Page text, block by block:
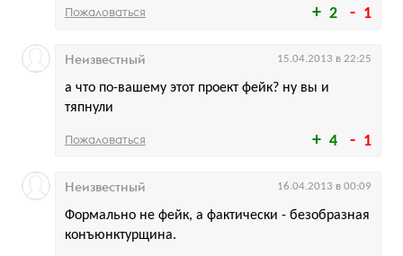
2 1
Пожаловаться
4 1
а что по-вашему этот проект фейк? ну вы и
тяпнули
Неизвестный 15.04.2013 в 22:25
Пожаловаться
Формально не фейк, а фактически - безобразная
конъюнктурщина.
Неизвестный 16.04.2013 в 00:09